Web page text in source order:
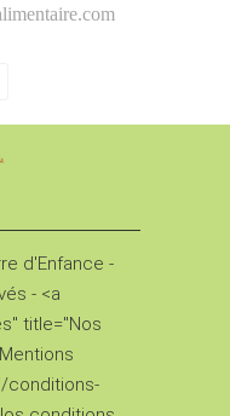
d'Enfance -
- <a
title="Nos
conditions-